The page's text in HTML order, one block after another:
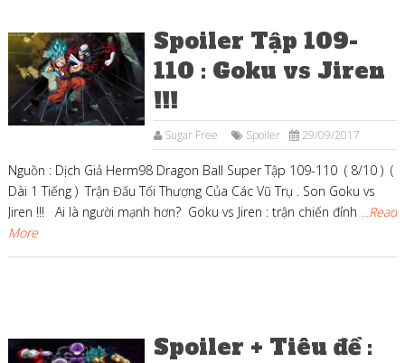
Spoiler Tập 109-
110 : Goku vs Jiren
!!!
Sugar Free Spoiler 29/09/2017
Nguồn : Dịch Giả Herm98 Dragon Ball Super Tập 109-110 ( 8/10 ) (
Dài 1 Tiếng ) Trận Đấu Tối Thượng Của Các Vũ Trụ . Son Goku vs
Jiren !!! Ai là người mạnh hơn? Goku vs Jiren : trận chiến đỉnh ...Read
More
Spoiler + Tiêu đề :